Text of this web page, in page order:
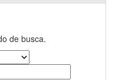
de busca.